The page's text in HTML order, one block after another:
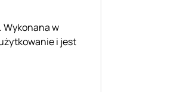
Wykonana w
i jest